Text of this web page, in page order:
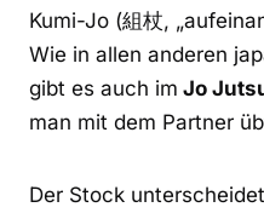
Kumi-Jo (組杖,
Wie in allen anderen
gibt es auch im Jo
man mit dem Partner
Der Stock